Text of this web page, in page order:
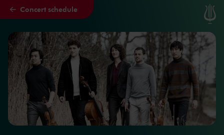
Skip to main content
Concert schedule